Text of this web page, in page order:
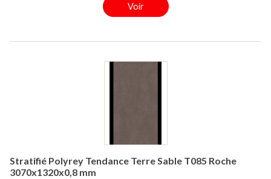
Voir
Stratifié Polyrey Tendance Terre Sable T085 Roche
3070x1320x0,8 mm